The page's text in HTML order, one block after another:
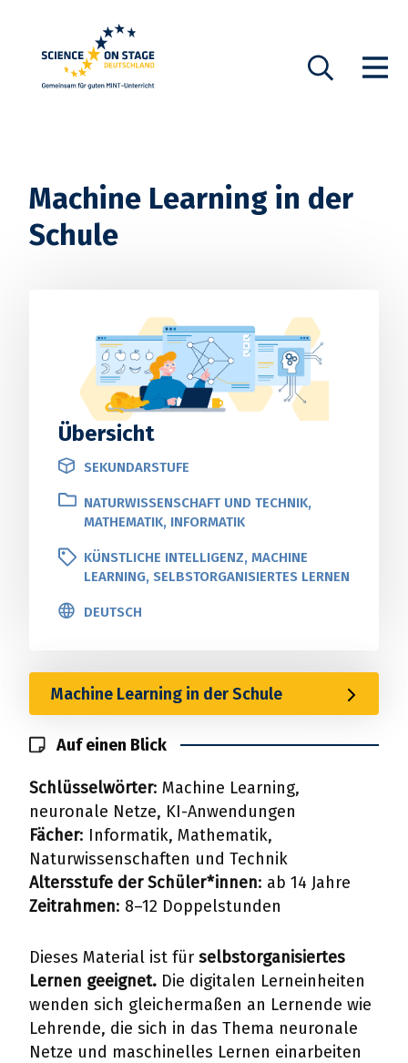
Suche
Show
Machine Learning in der
Schule
Übersicht
SEKUNDARSTUFE
NATURWISSENSCHAFT UND TECHNIK,
MATHEMATIK, INFORMATIK
KÜNSTLICHE INTELLIGENZ, MACHINE
LEARNING, SELBSTORGANISIERTES LERNEN
DEUTSCH
Machine Learning in der Schule
Auf einen Blick
Schlüsselwörter: Machine Learning,
neuronale Netze, KI-Anwendungen
Fächer: Informatik, Mathematik,
Naturwissenschaften und Technik
Altersstufe der Schüler*innen: ab 14 Jahre
Zeitrahmen: 8–12 Doppelstunden
Dieses Material ist für selbstorganisiertes
Lernen geeignet. Die digitalen Lerneinheiten
wenden sich gleichermaßen an Lernende wie
Lehrende, die sich in das Thema neuronale
Netze und maschinelles Lernen einarbeiten